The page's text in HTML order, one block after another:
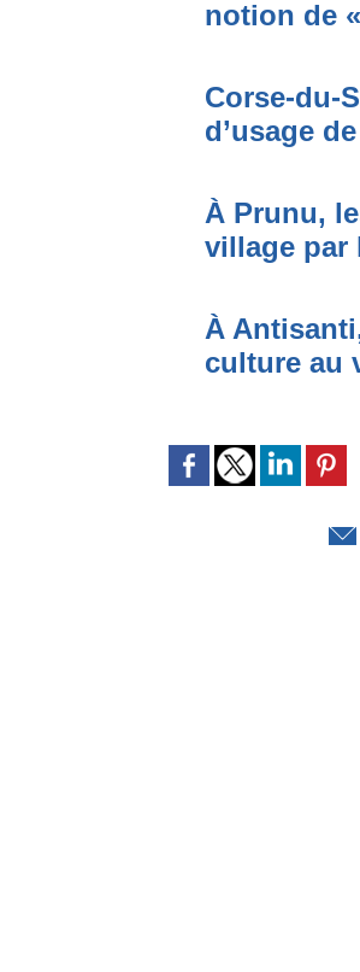
notion de
Corse-du-
d’usage
À Prunu,
village par
À
culture au